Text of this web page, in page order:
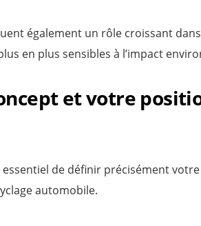
également un rôle croissant
en plus sensibles à l’impact
et votre
de définir précisément
automobile.